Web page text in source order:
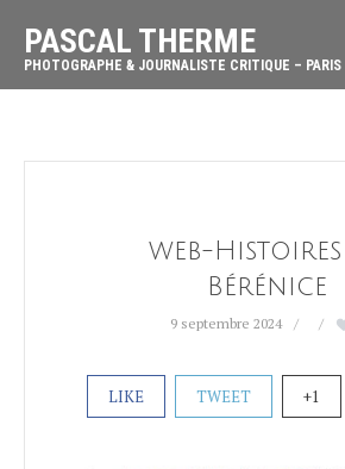
PASCAL THERME
PHOTOGRAPHE & JOURNALISTE CRITIQUE – PARIS
web-Histoires
Bérénice
9 septembre 2024
LIKE TWEET +1